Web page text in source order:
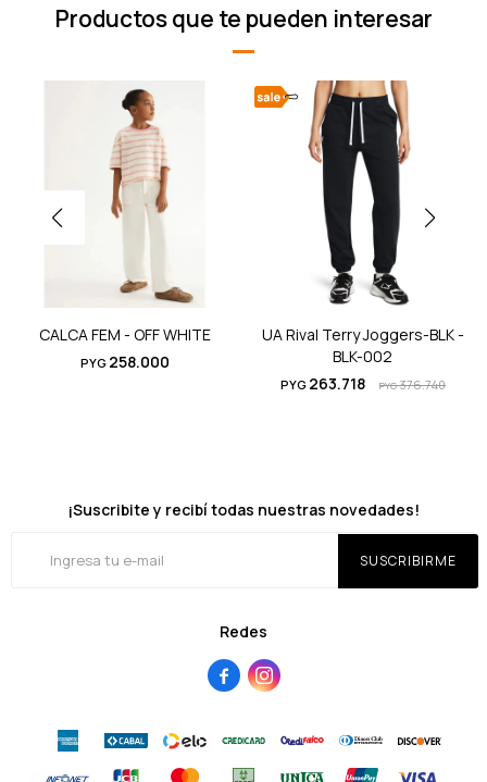
Productos que te pueden interesar
CALCA FEM - OFF WHITE
PYG 258.000
UA Rival Terry Joggers-BLK -
BLK-002
PYG 263.718 PYG376.740
Redes
 
¡Suscribite y recibí todas nuestras novedades!
SUSCRIBIRME